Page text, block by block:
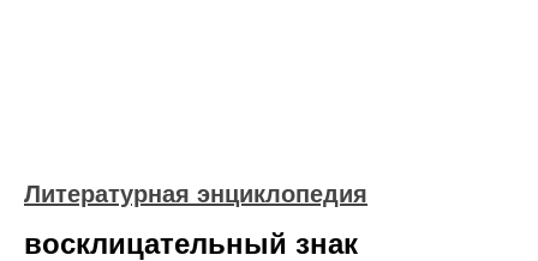
Литературная энциклопедия
восклицательный знак